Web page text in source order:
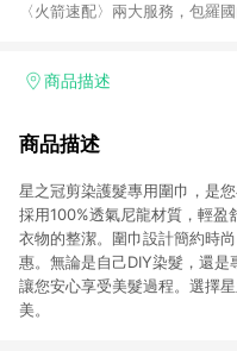
〈火箭速配〉兩大服務，包羅
加入WOW會員告別湊免運，
商品描述
商品描述
星之冠剪染護髮專用圍巾，是
採用100%透氣尼龍材質，輕盈
衣物的整潔。圍巾設計簡約時
惠。無論是自己DIY染髮，還是
讓您安心享受美髮過程。選擇
美。